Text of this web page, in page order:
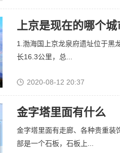
上京是现在的哪个城
1.渤海国上京龙泉府遗址位于黑
长16.3公里，总...
2020-08-12 20:37
金字塔里面有什么
金字塔里面有走廊、各种贵重装
部是一个石板，石板上...